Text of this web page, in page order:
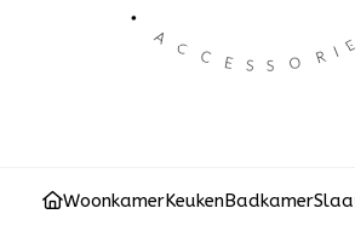
WoonkamerKeukenBadkamer